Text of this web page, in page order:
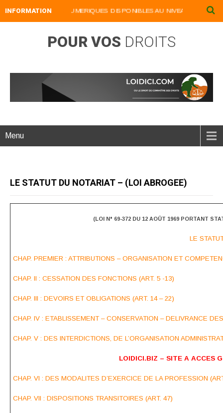
INFORMATION
NOS LIVRES NUMERIQUES DISPONIBLES AU NIVEAU DU MENU
POUR VOS DROITS
Menu
LE STATUT DU NOTARIAT – (LOI ABROGEE)
(LOI N° 69-372 DU 12 AOÛT 1969 PORTANT
LE
CHAP. PREMIER : ATTRIBUTIONS – ORGANISATION ET
CHAP. II : CESSATION DES FONCTIONS (ART. 5 -13)
CHAP. III : DEVOIRS ET OBLIGATIONS (ART. 14 – 22)
CHAP. IV : ETABLISSEMENT – CONSERVATION – DELIVRANCE
CHAP. V : DES INTERDICTIONS, DE L’ORGANISATION
LOIDICI.BIZ – SITE A ACCES
CHAP. VI : DES MODALITES D’EXERCICE DE LA PROFESSION
CHAP. VII : DISPOSITIONS TRANSITOIRES (ART. 47)